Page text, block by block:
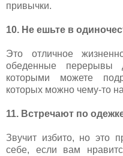
привычки.
10. Не ешьте в
Это отличное
обеденные
которыми можете
которых можно чему-то
11. Встречают по
Звучит избито, но это
себе, если вам